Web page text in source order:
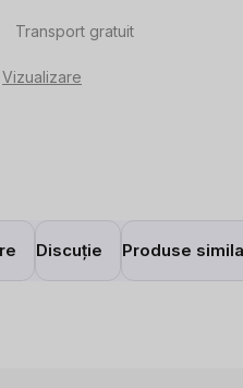
Transport gratuit
Vizualizare
Discuție Produse